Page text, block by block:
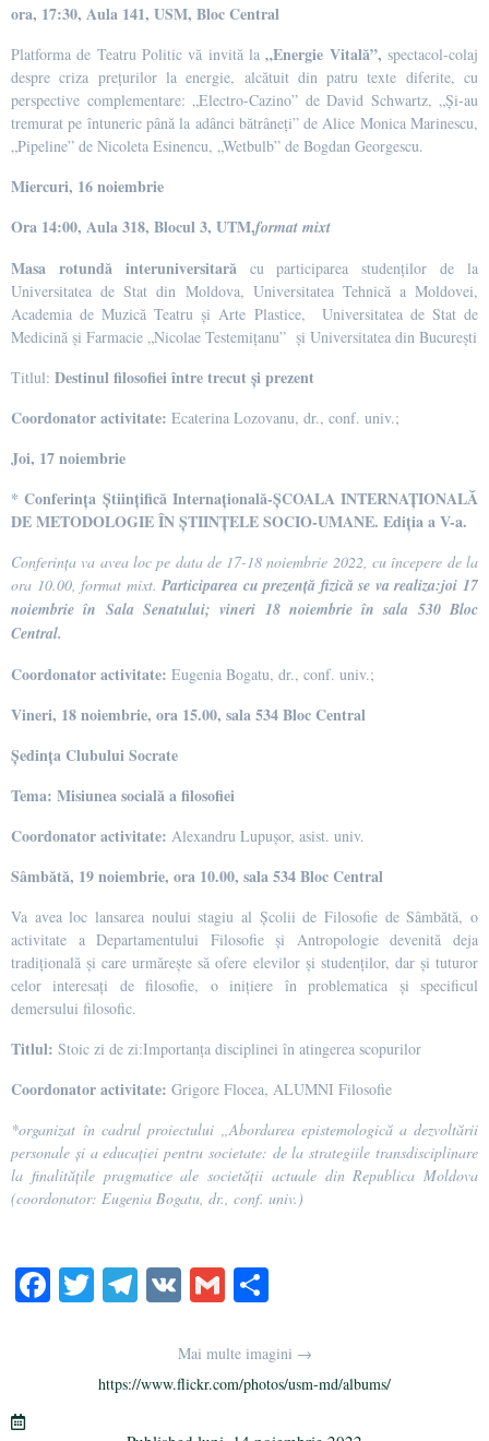
ora, 17:30, Aula 141, USM, Bloc Central
Platforma de Teatru Politic vă invită la„Energie Vitală”, spectacol-colaj
despre criza prețurilor la energie, alcătuit din patru texte diferite, cu
perspective complementare: „Electro-Cazino” de David Schwartz, „Și-au
tremurat pe întuneric până la adânci bătrâneți” de Alice Monica Marinescu,
„Pipeline” de Nicoleta Esinencu, „Wetbulb” de Bogdan Georgescu.
Miercuri, 16 noiembrie
Ora 14:00, Aula 318, Blocul 3, UTM,format mixt
Masa rotundă interuniversitarăcu participarea studenţilor de la
Universitatea de Stat din Moldova, Universitatea Tehnică a Moldovei,
Academia de Muzică Teatru și Arte Plastice, Universitatea de Stat de
Medicină şi Farmacie „Nicolae Testemiţanu” și Universitatea din București
Titlul: Destinul filosofiei între trecut şi prezent
Coordonator activitate: Ecaterina Lozovanu, dr., conf. univ.;
Joi, 17 noiembrie
* Conferința Științifică Internațională-ȘCOALA INTERNAȚIONALĂ
DE METODOLOGIE ÎNȘTIINȚELE SOCIO-UMANE. Ediția a V-a.
Conferința va avea loc pe data de 17-18 noiembrie 2022, cu începere de la
ora 10.00, format mixt.Participarea cu prezență fizică se va realiza:joi 17
noiembrie în Sala Senatului; vineri 18 noiembrie însala 530 Bloc
Central.
Coordonator activitate: Eugenia Bogatu, dr., conf. univ.;
Vineri, 18 noiembrie, ora 15.00, sala 534 Bloc Central
Şedinţa Clubului Socrate
Tema: Misiunea socială a filosofiei
Coordonator activitate: Alexandru Lupușor, asist. univ.
Sâmbătă, 19 noiembrie, ora 10.00, sala 534 Bloc Central
Va avea loc lansarea noului stagiu al Școlii de Filosofie de Sâmbătă, o
activitate a Departamentului Filosofie și Antropologie devenită deja
tradițională și care urmărește să ofere elevilor și studenților, dar și tuturor
celor interesați de filosofie, o inițiere în problematica și specificul
demersului filosofic.
Titlul: Stoic zi de zi:Importanța disciplinei în atingerea scopurilor
Coordonator activitate: Grigore Flocea, ALUMNI Filosofie
*organizat în cadrul proiectului „Abordarea epistemologică a dezvoltării
personale și a educației pentru societate: de la strategiile transdisciplinare
la finalitățile pragmatice ale societății actuale din Republica Moldova
(coordonator: Eugenia Bogatu, dr., conf. univ.)
Fa T
r
Te
a
m
V G
ailaj
ea
ză
Mai multe imagini →
https://www.flickr.com/photos/usm-md/albums/